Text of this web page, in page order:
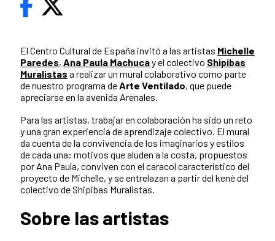
El Centro Cultural de España invitó a las artistas Michelle
Paredes, Ana Paula Machucay el colectivo Shipibas
Muralistas a realizar un mural colaborativo como parte
de nuestro programa de Arte Ventilado, que puede
apreciarse en la avenida Arenales.
Para las artistas, trabajar en colaboración ha sido un reto
y una gran experiencia de aprendizaje colectivo. El mural
da cuenta de la convivencia de los imaginarios y estilos
de cada una: motivos que aluden a la costa, propuestos
por Ana Paula, conviven con el caracol característico del
proyecto de Michelle, y se entrelazan a partir del kené del
colectivo de Shipibas Muralistas.
Sobre las artistas